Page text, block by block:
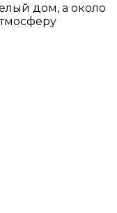
дом, а около